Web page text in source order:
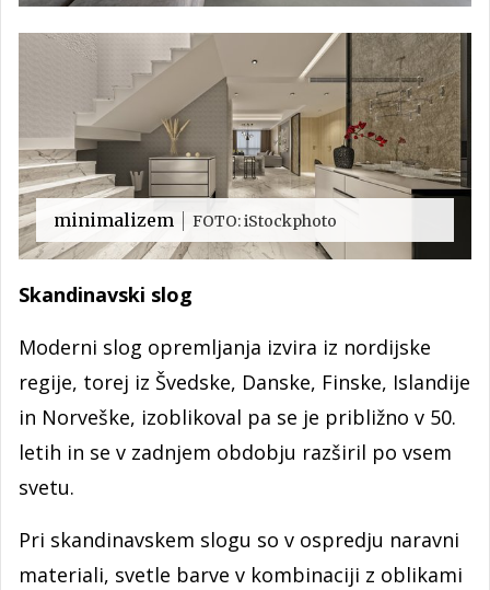
minimalizem FOTO: iStockphoto
Skandinavski slog
Moderni slog opremljanja izvira iz nordijske
regije, torej iz Švedske, Danske, Finske, Islandije
in Norveške, izoblikoval pa se je približno v 50.
letih in se v zadnjem obdobju razširil po vsem
svetu.
Pri skandinavskem slogu so v ospredju naravni
materiali, svetle barve v kombinaciji z oblikami